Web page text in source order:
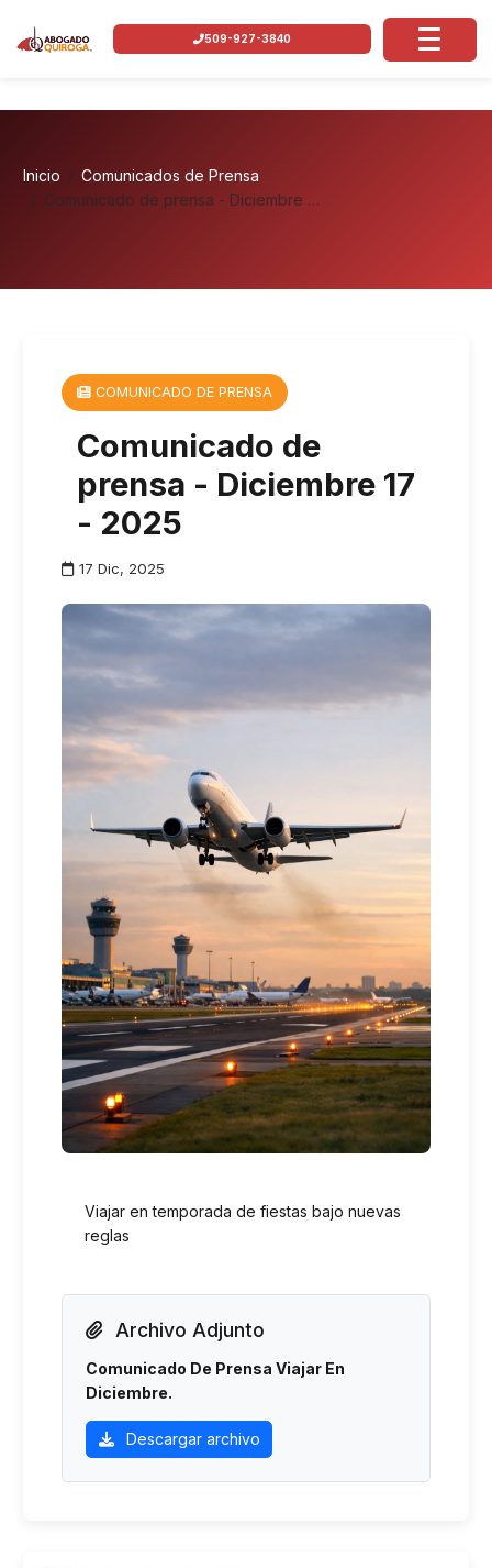
509-927-3840
Inicio
Comunicados de Prensa
Comunicado de prensa - Diciembre …
COMUNICADO DE PRENSA
Comunicado de
prensa - Diciembre 17
- 2025
17 Dic, 2025
Viajar en temporada de fiestas bajo nuevas
reglas
Archivo Adjunto
Comunicado De Prensa Viajar En
Diciembre.
Descargar archivo